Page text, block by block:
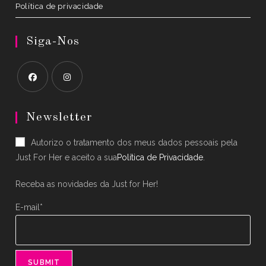
Política de privacidade
Siga-Nos
in
new
tab
in
new
tab
Newsletter
Autorizo o tratamento dos meus dados pessoais pela
Just For Her e aceito a suaPolítica de Privacidade
Receba as novidades da Just for Her!
E-mail*